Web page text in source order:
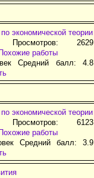
экономической теории
2629
работы
Средний балл: 4.8
экономической теории
6123
работы
Средний балл: 3.9